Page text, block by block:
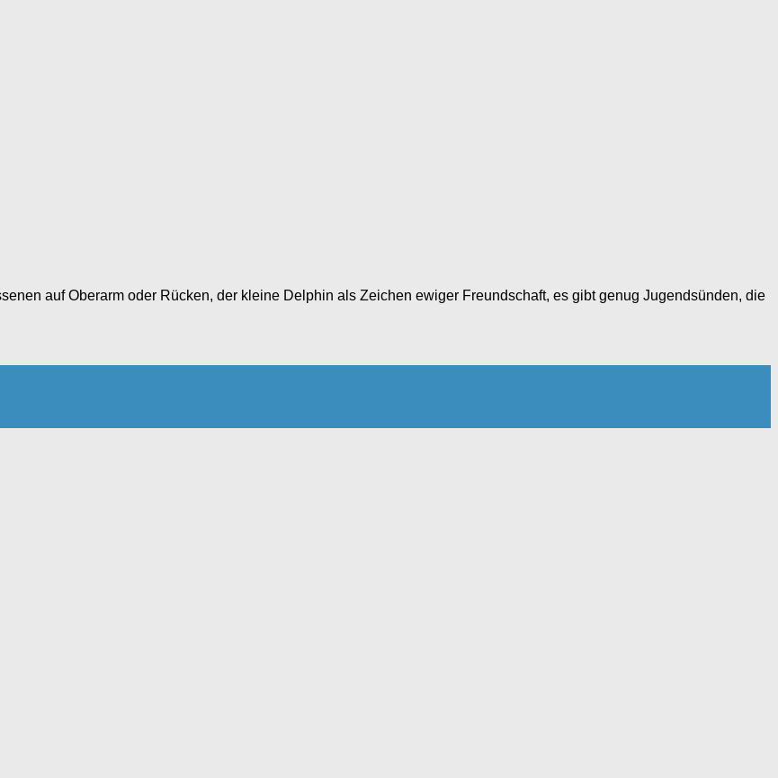
auf Oberarm oder Rücken, der kleine Delphin als Zeichen ewiger Freundschaft, es gibt genug Jugendsünden, die